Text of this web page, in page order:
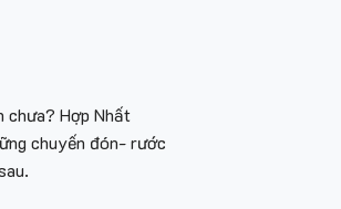
Hợp Nhất
chuyến đón- rước